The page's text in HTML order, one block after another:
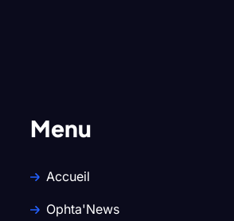
Menu
Accueil
Ophta'News